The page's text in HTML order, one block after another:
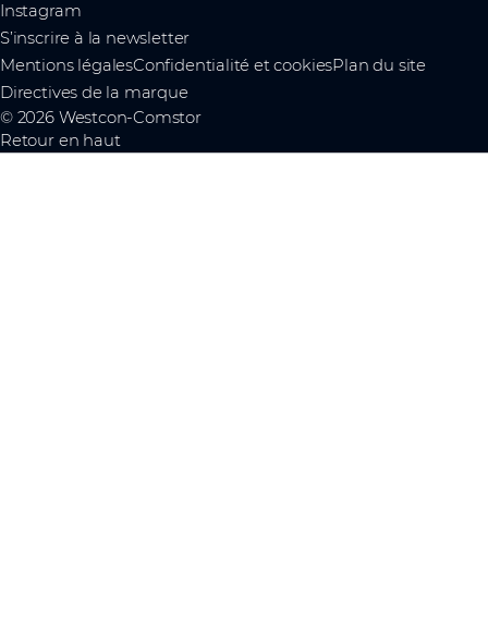
Instagram
S’inscrire à la newsletter
Mentions légalesConfidentialité et cookiesPlan du site
Directives de la marque
© 2026 Westcon-Comstor
Retour en haut